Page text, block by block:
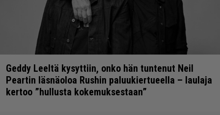
Geddy Leeltä kysyttiin, onko hän tuntenut Neil
Peartin läsnäoloa Rushin paluukiertueella – laulaja
kertoo ”hullusta kokemuksestaan”